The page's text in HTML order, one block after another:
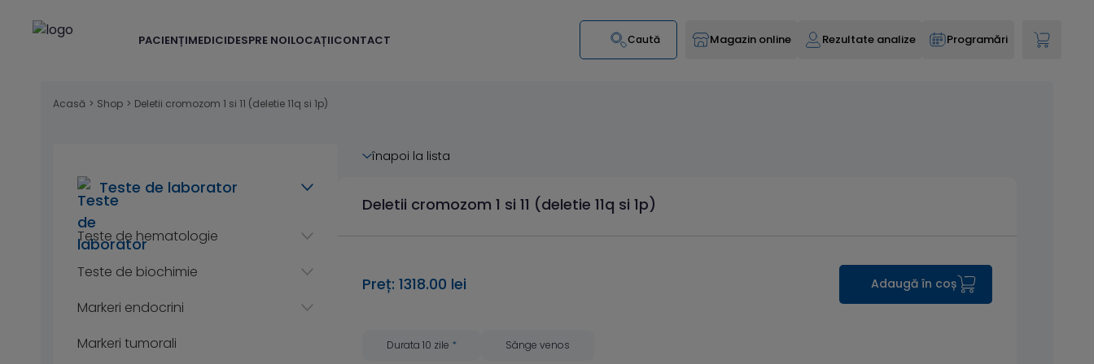
PACIENȚIMEDICIDESPRE NOILOCAȚIICONTACT Caută Magazin online Rezultate analize Programări
Acasă > Shop > Deletii cromozom 1 si 11 (deletie 11q si 1p)
Teste de laborator
Teste de hematologie
Teste de biochimie
Markeri endocrini
Markeri tumorali
înapoi la lista
Deletii cromozom 1 si 11 (deletie 11q si 1p)
Preț: 1318.00 lei Adaugă în coș
Durata 10 zile * Sânge venos